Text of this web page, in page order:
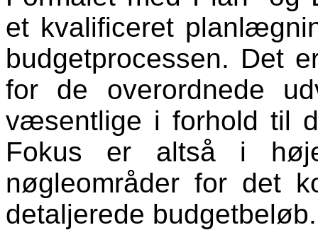
et kvalificeret
budgetprocessen. Det
for de overordnede
væsentlige i forhold til
Fokus er altså i
nøgleområder for det
detaljerede budgetbeløb.